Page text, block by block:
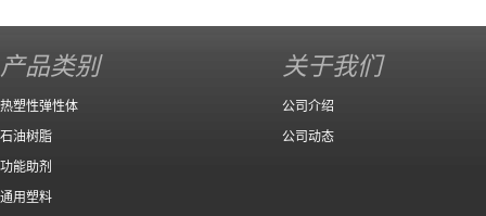
产品类别
热塑性弹性体
石油树脂
功能助剂
通用塑料
关于我们
公司介绍
公司动态